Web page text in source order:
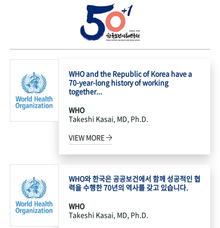
WHO and the Republic of Korea have a
70-year-long history of working
together...
WHO
Takeshi Kasai, MD, Ph.D.
VIEW MORE
WHO와 한국은 공공보건에서 함께 성공적인 협
력을 수행한 70년의 역사를 갖고 있습니다.
WHO
Takeshi Kasai, MD, Ph.D.